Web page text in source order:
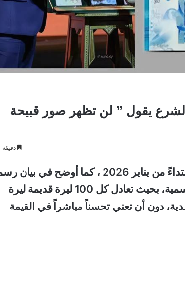
يقول ” لن تظهر صور قبيحة
دقيقة
أكد مصرف سوريا المركزي أن الليرة الجديدة ستُطرح ابتداءً من يناير 2026 ، كما أوضح
أن العملة الجديدة سوف يتم حذف صفرين من قيمتها الاسمية، بحيث تعادل كل 100 ليرة قديمة ليرة
دون أن تعني تحسناً مباشراً في القيمة